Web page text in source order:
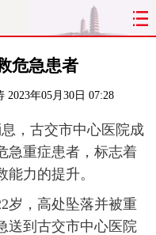
太原
文明 出行
综合 专题
政务
最太原 网罗民生
危急患者
2023年05月30日 07:28
，古交市中心医院成
急重症患者，标志着
力的提升。
，高处坠落并被重
送到古交市中心医院